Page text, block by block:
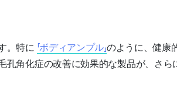
。特に 「ボディアンプル」のように、健康
角化症の改善に効果的な製品が、さら